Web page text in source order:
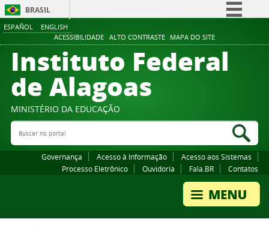
ESPAÑOL ENGLISH
ACESSIBILIDADE ALTO CONTRASTE MAPA DO SITE
BRASIL
Comunica BR
Participe
Canais
Instituto Federal
de Alagoas
MINISTÉRIO DA EDUCAÇÃO
Buscar no portal
Governança Acesso à Informação
Acesso aos Sistemas
Processo Eletrônico
Ouvidoria Fala.BR Contatos